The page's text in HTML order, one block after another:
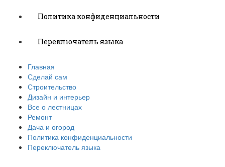
Политика конфиденциальности
Переключатель языка
Главная
Сделай сам
Строительство
Дизайн и интерьер
Все о лестницах
Ремонт
Дача и огород
Политика конфиденциальности
Переключатель языка